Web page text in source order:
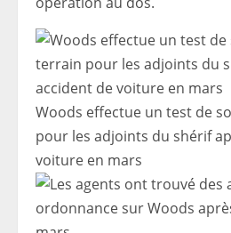
Woods effectue un test de
pour les adjoints du shérif
voiture en mars